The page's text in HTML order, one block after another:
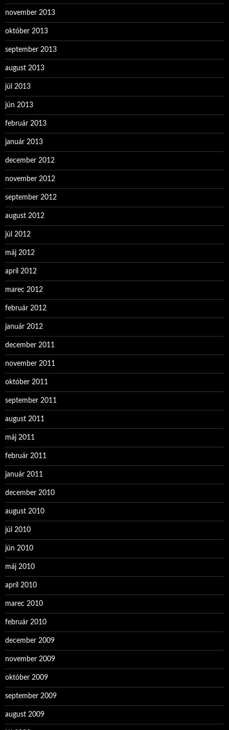
november 2013
október 2013
september 2013
august 2013
júl 2013
jún 2013
február 2013
január 2013
december 2012
november 2012
september 2012
august 2012
júl 2012
máj 2012
apríl 2012
marec 2012
február 2012
január 2012
december 2011
november 2011
október 2011
september 2011
august 2011
máj 2011
február 2011
január 2011
december 2010
august 2010
júl 2010
jún 2010
máj 2010
apríl 2010
marec 2010
február 2010
december 2009
november 2009
október 2009
september 2009
august 2009